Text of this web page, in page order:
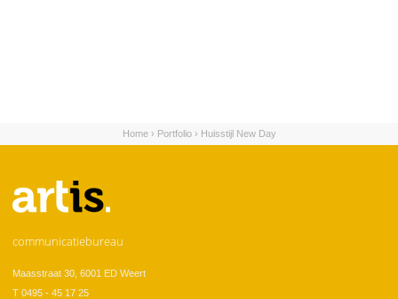
U bent hier
Home› Portfolio› Huisstijl New Day
communicatiebureau
Maasstraat 30, 6001 ED Weert
T 0495 - 45 17 25